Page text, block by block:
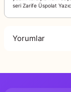
seri Zarife Üspolat
Yorumlar